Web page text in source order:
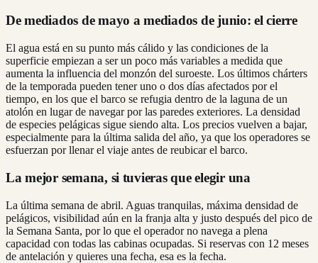
De mediados de mayo a mediados de junio: el cierre
El agua está en su punto más cálido y las condiciones de la
superficie empiezan a ser un poco más variables a medida que
aumenta la influencia del monzón del suroeste. Los últimos chárters
de la temporada pueden tener uno o dos días afectados por el
tiempo, en los que el barco se refugia dentro de la laguna de un
atolón en lugar de navegar por las paredes exteriores. La densidad
de especies pelágicas sigue siendo alta. Los precios vuelven a bajar,
especialmente para la última salida del año, ya que los operadores se
esfuerzan por llenar el viaje antes de reubicar el barco.
La mejor semana, si tuvieras que elegir una
La última semana de abril. Aguas tranquilas, máxima densidad de
pelágicos, visibilidad aún en la franja alta y justo después del pico de
la Semana Santa, por lo que el operador no navega a plena
capacidad con todas las cabinas ocupadas. Si reservas con 12 meses
de antelación y quieres una fecha, esa es la fecha.